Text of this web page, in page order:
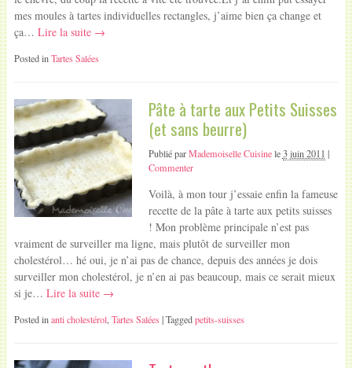
mes moules à tartes individuelles rectangles, j’aime bien ça change et
ça… Lire la suite →
Posted inTartes Salées
Pâte à tarte aux Petits Suisses
(et sans beurre)
Publié parMademoiselle Cuisinele3 juin 2011 |
Commenter
Voilà, à mon tour j’essaie enfin la fameuse
recette de la pâte à tarte aux petits suisses
! Mon problème principale n’est pas
vraiment de surveiller ma ligne, mais plutôt de surveiller mon
cholestérol… hé oui, je n’ai pas de chance, depuis des années je dois
surveiller mon cholestérol, je n’en ai pas beaucoup, mais ce serait mieux
si je… Lire la suite →
Posted inanti cholestérol, Tartes Salées | Taggedpetits-suisses